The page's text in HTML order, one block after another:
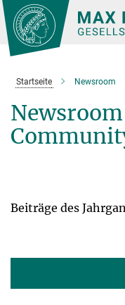
Hauptinhalt
Startseite Newsroom
Beiträge des